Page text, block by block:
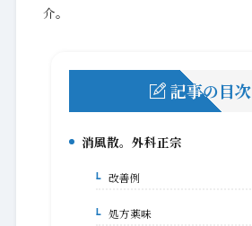
介。
記事の目次
1.消風散。外科正宗
1-1.改善例
1-2.処方薬味